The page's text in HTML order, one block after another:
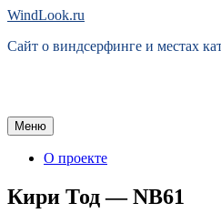
Перейти
содержимому
WindLook.ru
Сайт о виндсерфинге и местах
Меню
О проекте
Кири Тод — NB61